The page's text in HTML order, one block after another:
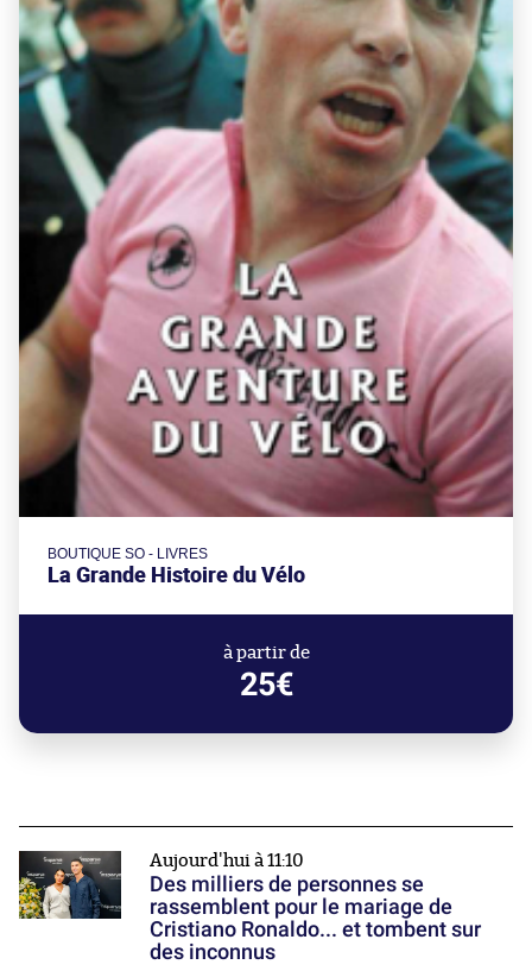
BOUTIQUE SO - LIVRES
La Grande Histoire du Vélo
à partir de
25€
Aujourd'hui à 11:10
Des milliers de personnes se
rassemblent pour le mariage de
Cristiano Ronaldo... et tombent sur
des inconnus